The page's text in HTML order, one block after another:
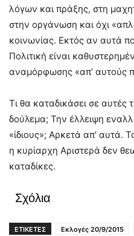
λόγων και πράξης, στη
στην οργάνωση και όχι
κοινωνίας. Εκτός αν αυτά
Πολιτική είναι
αναμόρφωσης «απ’ αυτούς
Τι θα καταδικάσει σε αυτές
δούλεμα; Την έλλειψη
«ίδιους»; Αρκετά απ’ αυτά.
η κυρίαρχη Αριστερά δεν
καταδίκες.
Σχόλια
ΕΤΙΚΕΤΕΣ Εκλογές 20/9/2015